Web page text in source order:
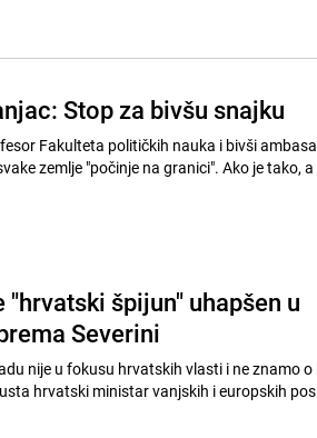
Stop za bivšu snajku
Fakulteta političkih nauka i bivši
zemlje "počinje na granici". Ako je tako,
špijun" uhapšen u
Severini
nije u fokusu hrvatskih vlasti i ne znamo o
hrvatski ministar vanjskih i europskih